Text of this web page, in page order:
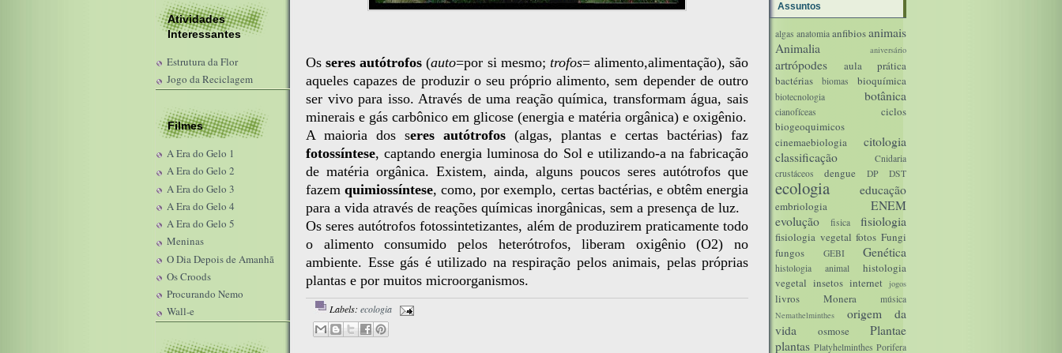
Atividades
Interessantes
Estrutura da Flor
Jogo da Reciclagem
Filmes
A Era do Gelo 1
A Era do Gelo 2
A Era do Gelo 3
A Era do Gelo 4
A Era do Gelo 5
Meninas
O Dia Depois de Amanhã
Os Croods
Procurando Nemo
Wall-e
Osseres autótrofos (auto=por si mesmo; trofos= alimento,alimentação), são
aqueles capazes de produzir o seu próprio alimento, sem depender de outro
ser vivo para isso. Através de uma reação química, transformam água, sais
minerais e gás carbônico em glicose (energia e matéria orgânica) e oxigênio.
A maioria dos seres autótrofos (algas, plantas e certas bactérias) faz
fotossíntese, captando energia luminosa do Sol e utilizando-a na fabricação
de matéria orgânica. Existem, ainda, alguns poucos seres autótrofos que
fazemquimiossíntese, como, por exemplo, certas bactérias, e obtêm energia
para a vida através de reações químicas inorgânicas, sem a presença de luz.
Os seres autótrofos fotossintetizantes, além de produzirem praticamente todo
o alimento consumido pelos heterótrofos, liberam oxigênio (O2) no
ambiente. Esse gás é utilizado na respiração pelos animais, pelas próprias
plantas e por muitos microorganismos.
Labels: ecologia
Assuntos
algas anatomia anfibiosanimais
Animalia
aniversário
artrópodes
aula prática
bactérias
biomas bioquímica
biotecnologia botânica
cianofíceas
ciclos
biogeoquimicos
cinemaebiologia
citologia
classificação
Cnidaria
crustáceos
dengue DP DST
ecologia educação
embriologia
ENEM
evolução
fisica fisiologia
fisiologia vegetal fotos Fungi
fungos
GEBI Genética
histologia animal
histologia
vegetal insetos internet jogos
livros Monera música
Nemathelminthes
origem da
vida
osmose
Plantae
plantas Platyhelminthes Porifera